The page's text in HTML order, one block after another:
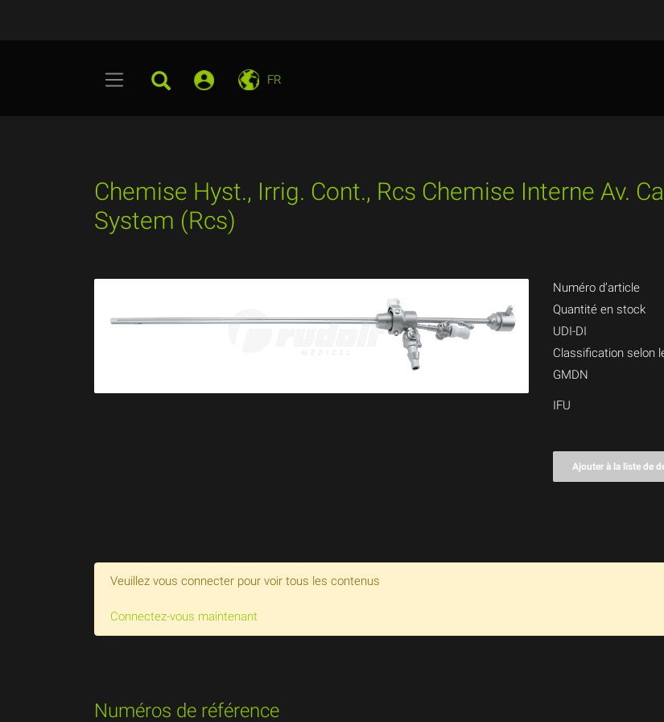
FR
Chemise Hyst., Irrig. Cont., Rcs Chemise Interne Av.
System (Rcs)
Numéro d’article
Quantité en stock
UDI-DI
Classification selon
GMDN
IFU
Ajouter à la liste de
Veuillez vous connecter pour voir tous les contenus
Connectez-vous maintenant
Numéros de référence